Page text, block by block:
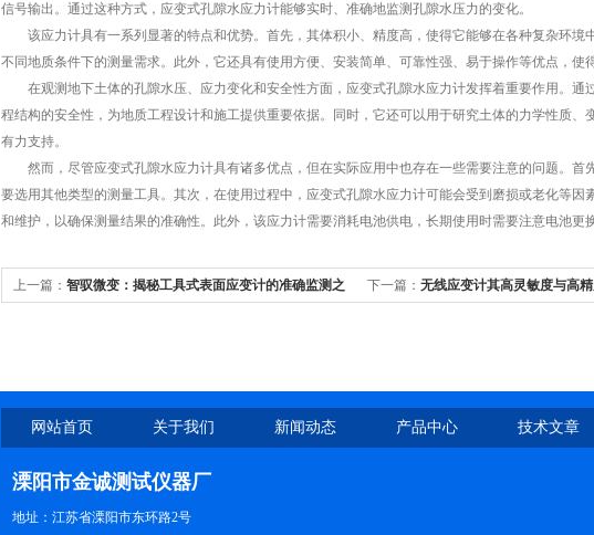
信号输出。通过这种方式，应变式孔隙水应力计能够实时、准确地监测孔隙水压力的变化。
该应力计具有一系列显著的特点和优势。首先，其体积小、精度高，使得它能够在各种复杂环境
不同地质条件下的测量需求。此外，它还具有使用方便、安装简单、可靠性强、易于操作等优点，使
在观测地下土体的孔隙水压、应力变化和安全性方面，应变式孔隙水应力计发挥着重要作用。通
程结构的安全性，为地质工程设计和施工提供重要依据。同时，它还可以用于研究土体的力学性质
有力支持。
然而，尽管应变式孔隙水应力计具有诸多优点，但在实际应用中也存在一些需要注意的问题。首
要选用其他类型的测量工具。其次，在使用过程中，应变式孔隙水应力计可能会受到磨损或老化等
和维护，以确保测量结果的准确性。此外，该应力计需要消耗电池供电，长期使用时需要注意电池更
上一篇： 智驭微变：揭秘工具式表面应变计的准确监测之 下一篇： 无线应变计其高灵敏度与高
网站首页 关于我们 新闻动态 产品中心 技术文章
溧阳市金诚测试仪器厂
地址：江苏省溧阳市东环路2号